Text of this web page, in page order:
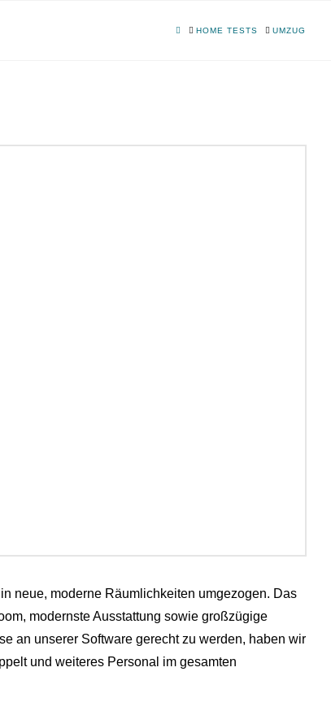
HOMEHOME TESTS UMZUG
neue, moderne Räumlichkeiten umgezogen. Das
modernste Ausstattung sowie großzügige
an unserer Software gerecht zu werden, haben wir
und weiteres Personal im gesamten